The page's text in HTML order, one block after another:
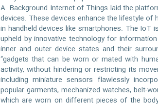
A. Background Internet of Things laid the
devices. These devices enhance the lifestyle
in handheld devices like smartphones. The
upheld by innovative technology for
inner and outer device states and their
“gadgets that can be worn or mated with
activity, without hindering or restricting its
including miniature sensors flawlessly
popular garments, mechanized watches, belt-
which are worn on different pieces of the